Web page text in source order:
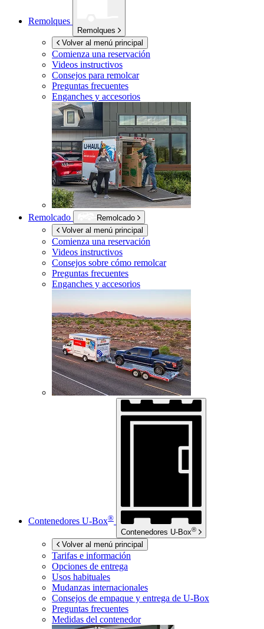
Remolques
Remolques
Volver al menú principal
Comienza una reservación
Videos instructivos
Consejos para remolcar
Preguntas frecuentes
Enganches y accesorios
Remolcado
Remolcado
Volver al menú principal
Comienza una reservación
Videos instructivos
Consejos sobre cómo remolcar
Preguntas frecuentes
Enganches y accesorios
Contenedores U-Box®
Contenedores U-Box®
Volver al menú principal
Tarifas e información
Opciones de entrega
Usos habituales
Mudanzas internacionales
Consejos de empaque y entrega de U-Box
Preguntas frecuentes
Medidas del contenedor